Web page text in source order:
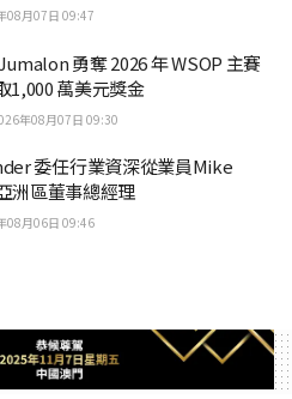
08月07日 09:47
勇奪 2026 年 WSOP 主賽
1,000 萬美元獎金
年08月07日 09:30
委任行業資深從業員Mike
洲區董事總經理
08月06日 09:46